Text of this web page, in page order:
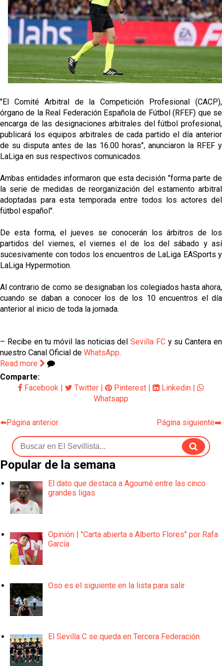
El Granada negocia con el Sevilla FC por Alberto
Flores
El Sevilla continúa con despidos y rechaza una
oferta de 420 millones por el club
El Sevilla mueve ficha por Robbie Ure: la opción 'A'
para el ataque nervionense
Crónica Pretemporada | Real Madrid 2-4 Sevilla FC
Femenino
"El Comité Arbitral de la Competición Profesional (CACP),
órgano de la Real Federación Española de Fútbol (RFEF) que se
encarga de las designaciones arbitrales del fútbol profesional,
publicará los equipos arbitrales de cada partido el día anterior
de su disputa antes de las 16.00 horas", anunciaron la RFEF y
LaLiga en sus respectivos comunicados.
Ambas entidades informaron que esta decisión "forma parte de
la serie de medidas de reorganización del estamento arbitral
adoptadas para esta temporada entre todos los actores del
fútbol español".
De esta forma, el jueves se conocerán los árbitros de los
partidos del viernes, el viernes el de los del sábado y así
sucesivamente con todos los encuentros de LaLiga EASports y
LaLiga Hypermotion.
Al contrario de como se designaban los colegiados hasta ahora,
cuando se daban a conocer los de los 10 encuentros el día
anterior al inicio de toda la jornada.
– Recibe en tu móvil las noticias delSevilla FCy su Cantera en
nuestro Canal Oficial de WhatsApp.
Read more
Comparte:
Facebook
Twitter Pinterest Linkedin
Whatsapp
⬅️Página anterior Página siguiente➡️
Popular de la semana
El dato que destaca a Agoumé entre las cinco
grandes ligas
Opinión | "Carta abierta a Alberto Flores" por Rafa
García
Oso es el siguiente en la lista para salir
El Sevilla C se queda en Tercera Federación